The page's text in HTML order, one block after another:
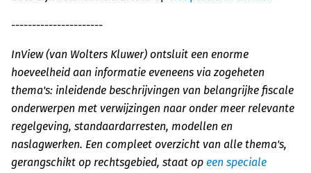
----------------------
InView (van Wolters Kluwer) ontsluit een enorme
hoeveelheid aan informatie eveneens via zogeheten
thema's: inleidende beschrijvingen van belangrijke fiscale
onderwerpen met verwijzingen naar onder meer relevante
regelgeving, standaardarresten, modellen en
naslagwerken. Een compleet overzicht van alle thema's,
gerangschikt op rechtsgebied, staat op een speciale